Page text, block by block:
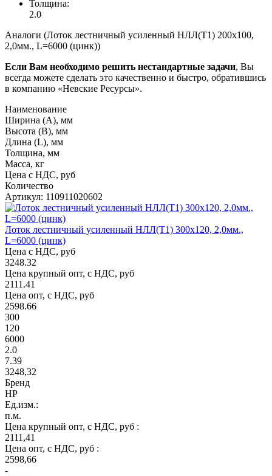
Толщина:
2.0
Аналоги (Лоток лестничный усиленный НЛЛ(Т1) 200х100,
2,0мм., L=6000 (цинк))
Если Вам необходимо решить нестандартные задачи, Вы
всегда можете сделать это качественно и быстро, обратившись
в компанию «Невские Ресурсы».
Наименование
Ширина (А), мм
Высота (В), мм
Длина (L), мм
Толщина, мм
Масса, кг
Цена с НДС, руб
Количество
Артикул: 110911020602
Лоток лестничный усиленный НЛЛ(Т1) 300х120, 2,0мм.,
L=6000 (цинк)
Цена с НДС, руб
3248.32
Цена крупный опт, с НДС, руб
2111.41
Цена опт, с НДС, руб
2598.66
300
120
6000
2.0
7.39
3248,32
Бренд
НР
Ед.изм.:
п.м.
Цена крупный опт, с НДС, руб :
2111,41
Цена опт, с НДС, руб :
2598,66
-